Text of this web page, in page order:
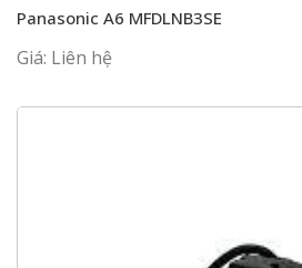
Panasonic A6 MFDLNB3SE
Giá: Liên hệ